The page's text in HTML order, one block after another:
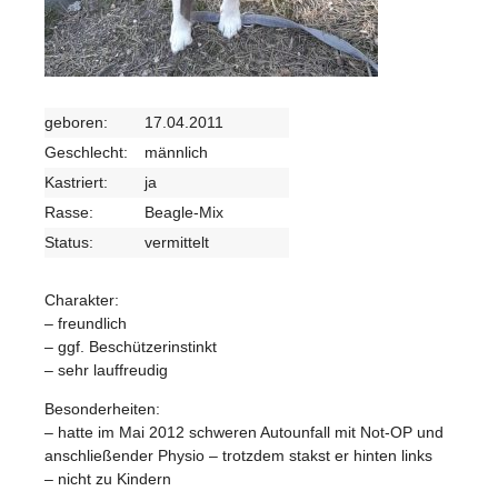
geboren:
17.04.2011
Geschlecht:
männlich
Kastriert:
ja
Rasse:
Beagle-Mix
Status:
vermittelt
Charakter:
– freundlich
– ggf. Beschützerinstinkt
– sehr lauffreudig
Besonderheiten:
– hatte im Mai 2012 schweren Autounfall mit Not-OP und
anschließender Physio – trotzdem stakst er hinten links
– nicht zu Kindern